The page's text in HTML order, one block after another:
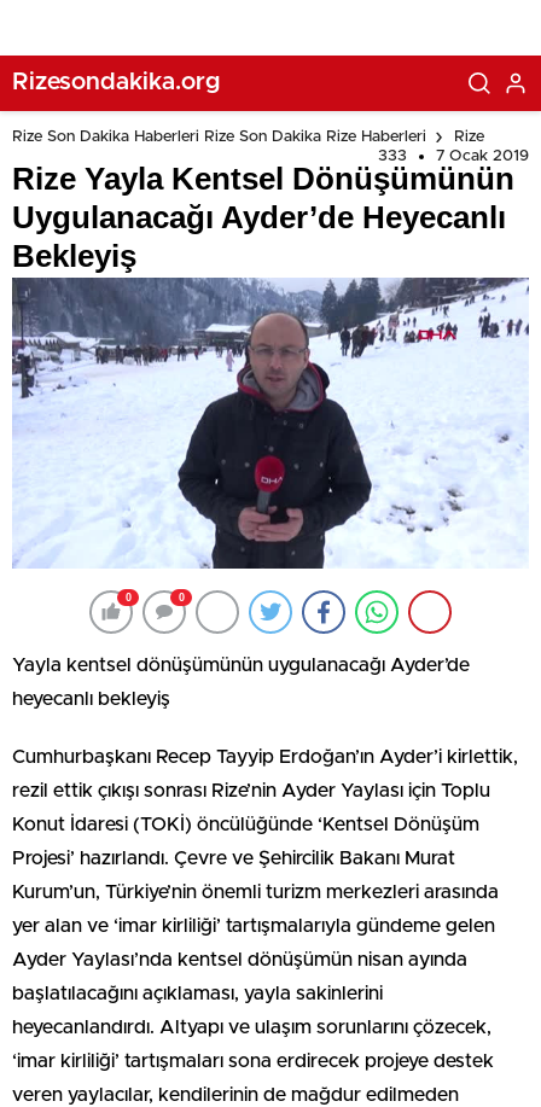
Rizesondakika.org
Rize Son Dakika Haberleri Rize Son Dakika Rize Haberleri
Rize
333
7 Ocak 2019
Rize Yayla Kentsel Dönüşümünün
Uygulanacağı Ayder’de Heyecanlı
Bekleyiş
0 0
Yayla kentsel dönüşümünün uygulanacağı Ayder’de
heyecanlı bekleyiş
Cumhurbaşkanı Recep Tayyip Erdoğan’ın Ayder’i kirlettik,
rezil ettik çıkışı sonrası Rize’nin Ayder Yaylası için Toplu
Konut İdaresi (TOKİ) öncülüğünde ‘Kentsel Dönüşüm
Projesi’ hazırlandı. Çevre ve Şehircilik Bakanı Murat
Kurum’un, Türkiye’nin önemli turizm merkezleri arasında
yer alan ve ‘imar kirliliği’ tartışmalarıyla gündeme gelen
Ayder Yaylası’nda kentsel dönüşümün nisan ayında
başlatılacağını açıklaması, yayla sakinlerini
heyecanlandırdı. Altyapı ve ulaşım sorunlarını çözecek,
‘imar kirliliği’ tartışmaları sona erdirecek projeye destek
veren yaylacılar, kendilerinin de mağdur edilmeden